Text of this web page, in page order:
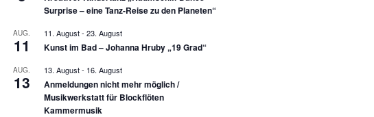
Surprise – eine Tanz-Reise zu den Planeten“
AUG.
11
11. August- 23. August
Kunst im Bad – Johanna Hruby „19 Grad“
AUG.
13
13. August- 16. August
Anmeldungen nicht mehr möglich /
Musikwerkstatt für Blockflöten
Kammermusik